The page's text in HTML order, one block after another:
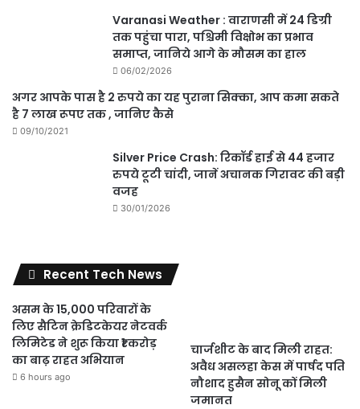
Varanasi Weather : वाराणसी में 24 डिग्री
तक पहुंचा पारा, पश्चिमी विक्षोभ का प्रभाव
समाप्त, जानिये आगे के मौसम का हाल
06/02/2026
अगर आपके पास है 2 रुपये का यह पुराना सिक्का, आप कमा सकते
है 7 लाख रूपए तक , जानिए कैसे
09/10/2021
Silver Price Crash: रिकॉर्ड हाई से 44 हजार
रुपये टूटी चांदी, जानें अचानक गिरावट की बड़ी
वजह
30/01/2026
Recent Tech News
असम के 15,000 परिवारों के
लिए सैटिन क्रेडिटकेयर नेटवर्क
लिमिटेड ने शुरू किया ₹1 करोड़
का बाढ़ राहत अभियान
6 hours ago
चार्जशीट के बाद मिली राहत:
अवैध असलहा केस में पार्षद पति
नौशाद हुसैन सोनू कों मिली
जमानत